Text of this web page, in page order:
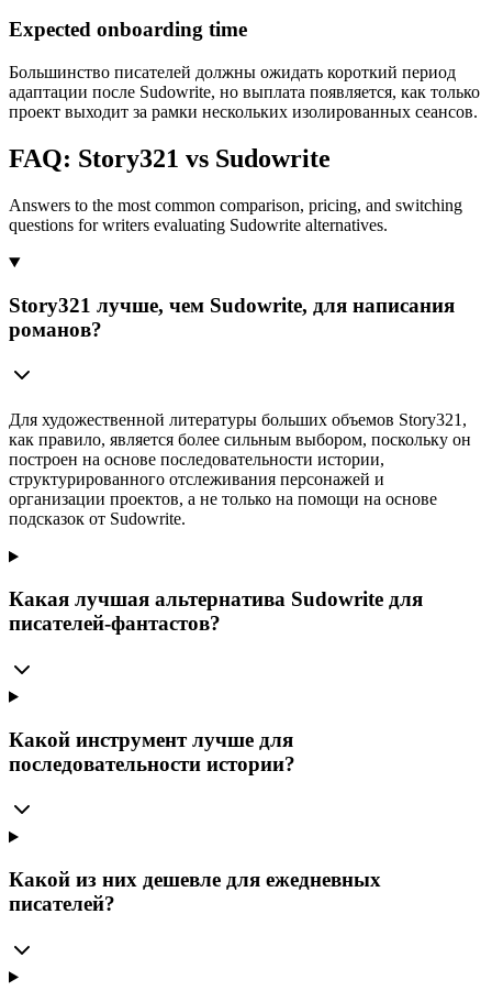
Expected onboarding time
Большинство писателей должны ожидать короткий период
адаптации после Sudowrite, но выплата появляется, как только
проект выходит за рамки нескольких изолированных сеансов.
FAQ: Story321 vs Sudowrite
Answers to the most common comparison, pricing, and switching
questions for writers evaluating Sudowrite alternatives.
Story321 лучше, чем Sudowrite, для написания
романов?
Для художественной литературы больших объемов Story321,
как правило, является более сильным выбором, поскольку он
построен на основе последовательности истории,
структурированного отслеживания персонажей и
организации проектов, а не только на помощи на основе
подсказок от Sudowrite.
Какая лучшая альтернатива Sudowrite для
писателей-фантастов?
Какой инструмент лучше для
последовательности истории?
Какой из них дешевле для ежедневных
писателей?